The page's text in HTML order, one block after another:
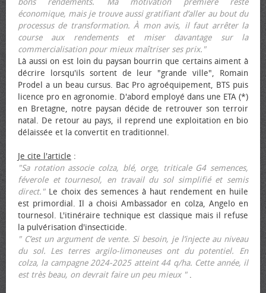
bons rendements. Ma motivation première reste
économique, mais je trouve aussi gratifiant d’aller au bout du
processus de transformation. À mon avis, il faut arrêter la
course aux rendements et miser davantage sur la
commercialisation pour mieux maîtriser ses prix."
Là aussi on est loin du paysan bourrin que certains aiment à
décrire lorsqu'ils sortent de leur "grande ville", Romain
Prodel a un beau cursus. Bac Pro agroéquipement, BTS puis
licence pro en agronomie. D'abord employé dans une ETA (*)
en Bretagne, notre paysan décide de retrouver son terroir
natal. De retour au pays, il reprend une exploitation en bio
délaissée et la convertit en traditionnel.
Je cite l'article :
"Sa rotation associe colza, blé, orge, triticale G4 semences,
féverole et tournesol, en travail du sol simplifié et semis
direct."Le choix des semences à haut rendement en huile
est primordial. Il a choisi Ambassador en colza, Angelo en
tournesol. L'itinéraire technique est classique mais il refuse
la pulvérisation d'insecticide.
" C’est un argument de vente. Si besoin, je l’injecte au niveau
du sol. Les terres argilo-limoneuses ont du potentiel. En
colza, la campagne 2024-2025 atteint 44 q/ha. Cette année, il
est très beau, on devrait faire un peu mieux ".